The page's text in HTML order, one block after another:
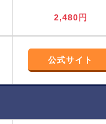
2,480円
公式サイト